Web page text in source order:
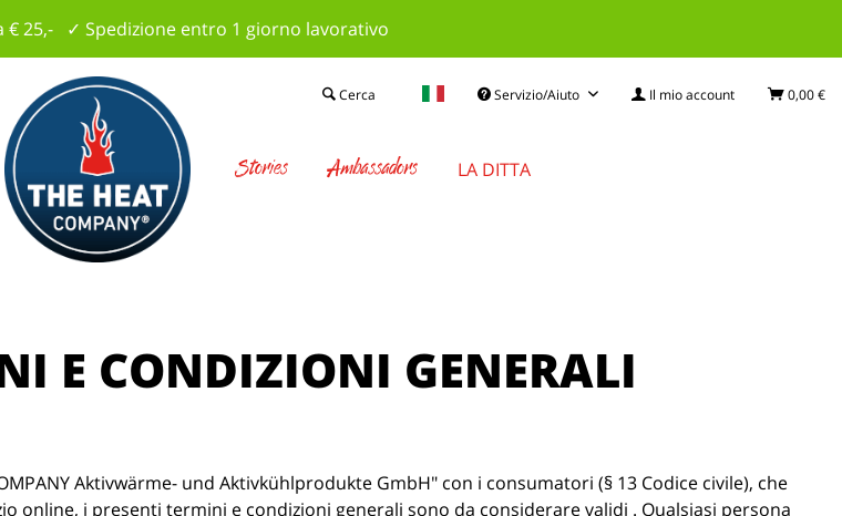
€ 25,- ✓ Spedizione entro 1 giorno lavorativo
Servizio/Aiuto Il mio account 0,00 €
Cerca
Stories Ambassadors LA DITTA
E CONDIZIONI GENERALI
Aktivwärme- und Aktivkühlprodukte GmbH" con i consumatori (§ 13 Codice civile), che
online, i presenti termini e condizioni generali sono da considerare validi . Qualsiasi persona